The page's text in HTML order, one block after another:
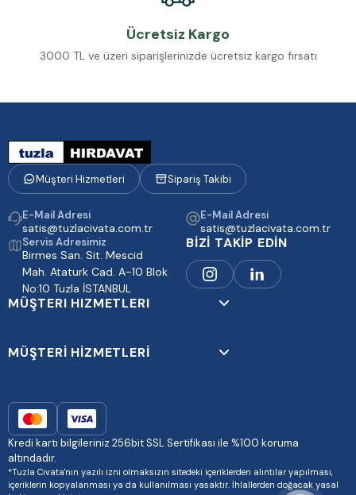
Ücretsiz Kargo
3000 TL ve üzeri siparişlerinizde ücretsiz kargo fırsatı
Müşteri Hizmetleri Sipariş Takibi
E-Mail Adresi
satis@tuzlacivata.com.tr
E-Mail Adresi
satis@tuzlacivata.com.tr
Servis Adresimiz
Birmes San. Sit. Mescid
Mah. Ataturk Cad. A-10 Blok
No:10 Tuzla İSTANBUL
BİZİ TAKİP EDİN
MÜŞTERI HIZMETLERI
MÜŞTERİ HİZMETLERİ
Kredi kartı bilgileriniz 256bit SSL Sertifikası ile %100 koruma
altındadır.
*Tuzla Cıvata'nın yazılı izni olmaksızın sitedeki içeriklerden alıntılar yapılması,
içeriklerin kopyalanması ya da kullanılması yasaktır. İhlallerden doğacak yasal